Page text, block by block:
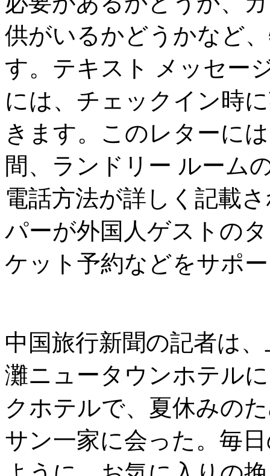
供がいるかどうかなど
す。テキスト メッセー
には、チェックイン時
きます。このレターに
間、ランドリー ルーム
電話方法が詳しく記載
パーが外国人ゲストの
ケット予約などをサポ
中国旅行新聞の記者は
灘ニュータウンホテル
クホテルで、夏休みの
サン一家に会った。毎